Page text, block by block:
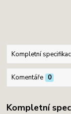
Kompletní
Komentáře 0
Kompletní